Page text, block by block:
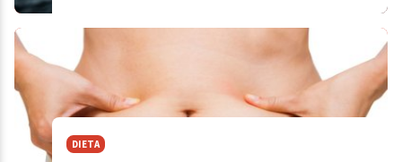
DIETA